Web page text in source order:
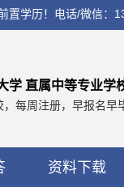
置学历！电话/微信：
学 直属中等专业学
每周注册，早报名早
资料下载